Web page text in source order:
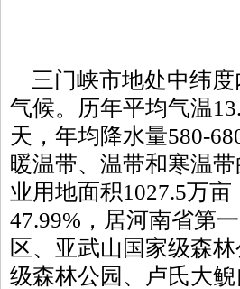
三门峡市地处中纬度
气候。历年平均气温
天，年均降水量580-
暖温带、温带和寒温
业用地面积1027.5万
47.99%，居河南省第
区、亚武山国家级森
级森林公园、卢氏大